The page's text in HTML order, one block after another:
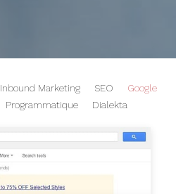
Inbound Marketing SEO
Google
Programmatique Dialekta